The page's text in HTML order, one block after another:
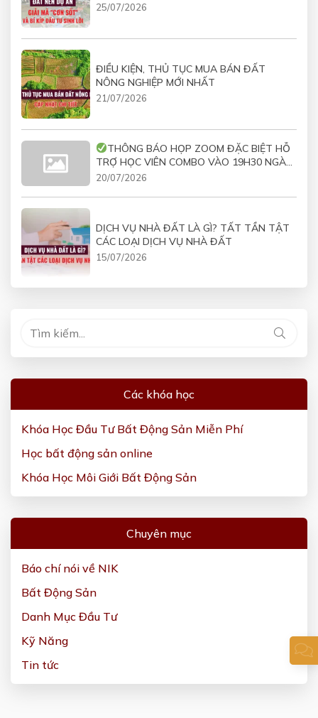
25/07/2026
ĐIỀU KIỆN, THỦ TỤC MUA BÁN ĐẤT
NÔNG NGHIỆP MỚI NHẤT
21/07/2026
THÔNG BÁO HỌP ZOOM ĐẶC BIỆT HỖ
TRỢ HỌC VIÊN COMBO VÀO 19H30 NGÀY
21/07/2026
20/07/2026
DỊCH VỤ NHÀ ĐẤT LÀ GÌ? TẤT TẦN TẬT
CÁC LOẠI DỊCH VỤ NHÀ ĐẤT
15/07/2026
Các khóa học
Khóa Học Đầu Tư Bất Động Sản Miễn Phí
Học bất động sản online
Khóa Học Môi Giới Bất Động Sản
Chuyên mục
Báo chí nói về NIK
Bất Động Sản
Danh Mục Đầu Tư
Kỹ Năng
Tin tức